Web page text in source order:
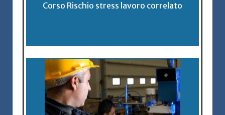
Corso Rischio stress lavoro correlato